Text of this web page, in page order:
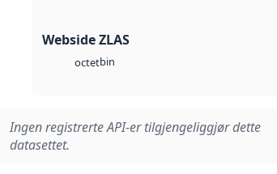
Webside ZLAS
octetbin
Ingen registrerte API-er tilgjengeliggjør dette
datasettet.